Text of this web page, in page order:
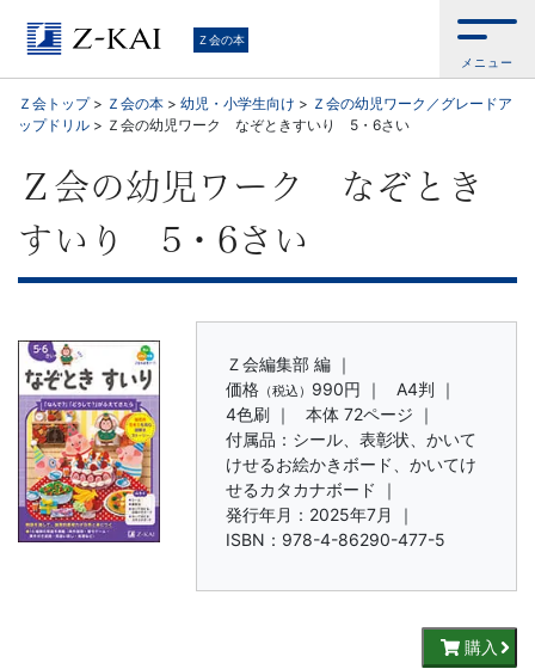
学
習
参
考
書
ら、
語
学
書、
Ｚ会の本
メニュー
Ｚ会トップ> Ｚ会の本 > 幼児・小学生向け > Ｚ会の幼児ワーク／グレードア
ップドリル > Ｚ会の幼児ワーク なぞときすいり 5・6さい
Ｚ会の幼児ワーク なぞとき
すいり 5・6さい
Ｚ会編集部 編 ｜
価格 （税込） 990円 ｜
A4判 ｜
4色刷 ｜
本体 72ページ ｜
付属品：シール、表彰状、かいて
けせるお絵かきボード、かいてけ
せるカタカナボード ｜
発行年月：2025年7月 ｜
ISBN：978-4-86290-477-5
購入